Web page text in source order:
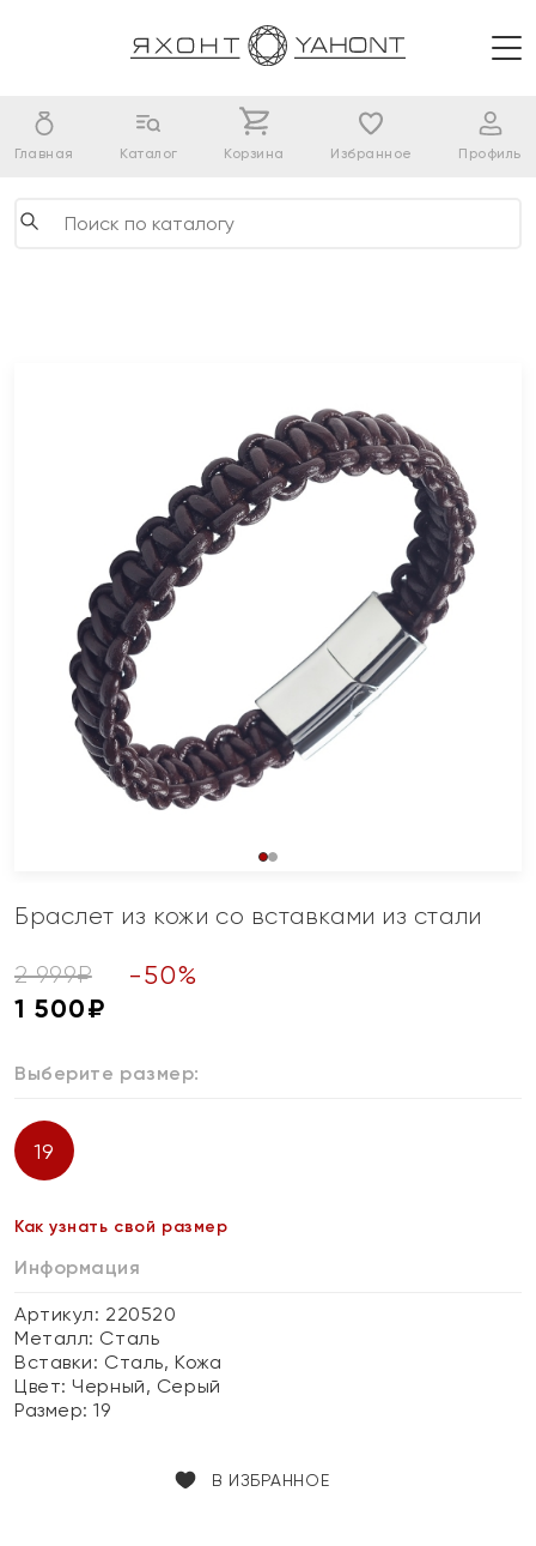
Главная Каталог Корзина Избранное Профиль
Браслет из кожи со вставками из стали
2 999₽ -50%
1 500₽
Выберите размер:
19
Как узнать свой размер
Информация
Артикул: 220520
Металл: Сталь
Вставки: Сталь, Кожа
Цвет:Черный, Серый
Размер:19
В ИЗБРАННОЕ